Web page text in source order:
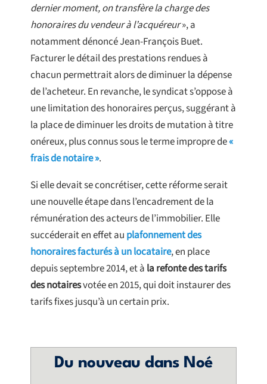
dernier moment, on transfère la charge des
honoraires du vendeur à l’acquéreur», a
notamment dénoncé Jean-François Buet.
Facturer le détail des prestations rendues à
chacun permettrait alors de diminuer la dépense
de l’acheteur. En revanche, le syndicat s’oppose à
une limitation des honoraires perçus, suggérant à
la place de diminuer les droits de mutation à titre
onéreux, plus connus sous le terme impropre de«
frais de notaire ».
Si elle devait se concrétiser, cette réforme serait
une nouvelle étape dans l’encadrement de la
rémunération des acteurs de l’immobilier. Elle
succéderait en effet au plafonnement des
honoraires facturés à un locataire, en place
depuis septembre 2014, et à la refonte des tarifs
des notairesvotée en 2015, qui doit instaurer des
tarifs fixes jusqu’à un certain prix.
Du nouveau dans Noé